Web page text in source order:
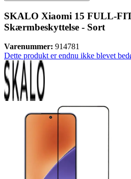
SKALO Xiaomi 15 FULL-
Skærmbeskyttelse - Sort
Varenummer: 914781
Dette produkt er endnu ikke blevet